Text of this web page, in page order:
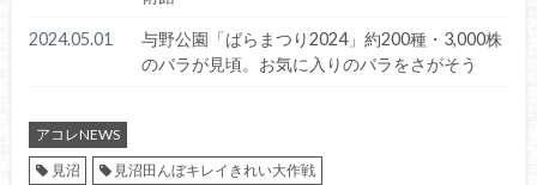
2024.05.01
与野公園「ばらまつり2024」約200種・3,000株
のバラが見頃。お気に入りのバラをさがそう
アコレNEWS
見沼
見沼田んぼキレイきれい大作戦